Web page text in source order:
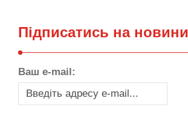
Підписатись на новини
Ваш e-mail: